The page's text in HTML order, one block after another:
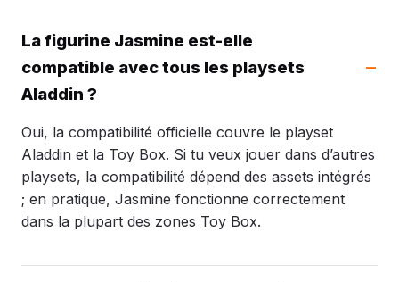
La figurine Jasmine est-elle
compatible avec tous les playsets
Aladdin ?
Oui, la compatibilité officielle couvre le playset
Aladdin et la Toy Box. Si tu veux jouer dans d’autres
playsets, la compatibilité dépend des assets intégrés
; en pratique, Jasmine fonctionne correctement
dans la plupart des zones Toy Box.